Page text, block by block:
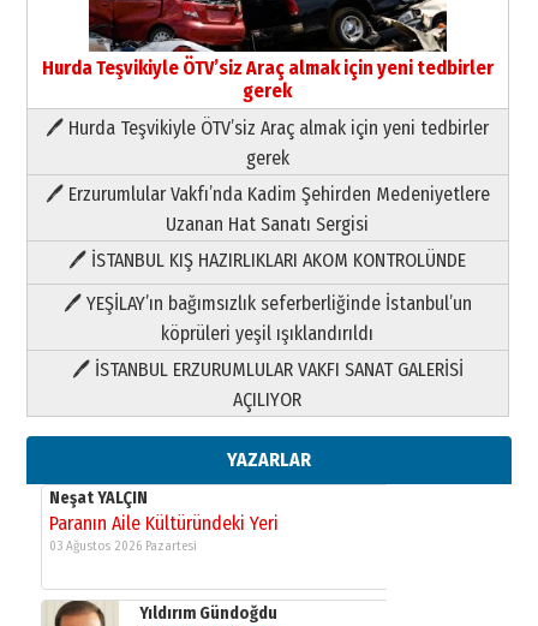
Hurda Teşvikiyle ÖTV’siz Araç almak için yeni tedbirler
gerek
🖊 Hurda Teşvikiyle ÖTV’siz Araç almak için yeni tedbirler
gerek
🖊 Erzurumlular Vakfı’nda Kadim Şehirden Medeniyetlere
Uzanan Hat Sanatı Sergisi
🖊 İSTANBUL KIŞ HAZIRLIKLARI AKOM KONTROLÜNDE
🖊 YEŞİLAY’ın bağımsızlık seferberliğinde İstanbul’un
köprüleri yeşil ışıklandırıldı
🖊 İSTANBUL ERZURUMLULAR VAKFI SANAT GALERİSİ
AÇILIYOR
YAZARLAR
Paranın Aile Kültüründeki Yeri
03 Ağustos 2026 Pazartesi
Yıldırım Gündoğdu
HAVVA’NIN ÜÇ KIZI
09 Temmuz 2026 Perşembe
Yusuf POLAT
Şampiyonluk Sebahattin Şirin’e
yazar
11 Mayıs 2026 Pazartesi
Neşat YALÇIN
Paranın Aile Kültüründeki Yeri
03 Ağustos 2026 Pazartesi
Yıldırım Gündoğdu